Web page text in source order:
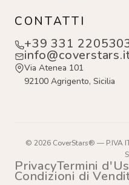
CONTATTI
+39 331
Via Atenea 101
92100 Agrigento, Sicilia
© 2026 CoverStars® — P.IVA
PrivacyTermini
Condizioni di